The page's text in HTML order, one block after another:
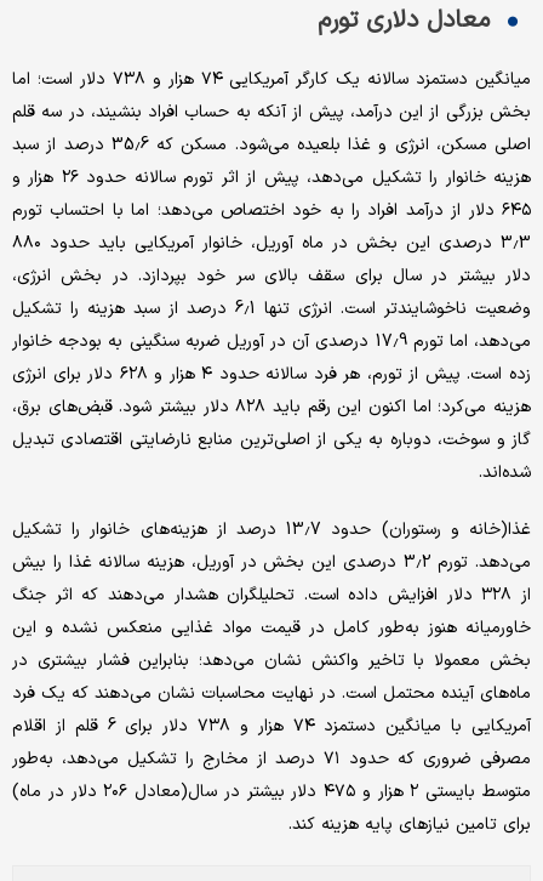
معادل دلاری تورم
میانگین دستمزد سالانه یک کارگر آمریکایی ۷۴ هزار و ۷۳۸ دلار است؛ اما
بخش بزرگی از این درآمد، پیش از آنکه به حساب افراد بنشیند، در سه قلم
اصلی مسکن، انرژی و غذا بلعیده می‌شود. مسکن که 35.6 درصد از سبد
هزینه خانوار را تشکیل می‌دهد، پیش از اثر تورم سالانه حدود ۲۶ هزار و
۶۴۵ دلار از درآمد افراد را به خود اختصاص می‌دهد؛ اما با احتساب تورم
3.3 درصدی این بخش در ماه آوریل، خانوار آمریکایی باید حدود ۸۸۰
دلار بیشتر در سال برای سقف بالای سر خود بپردازد. در بخش انرژی،
وضعیت ناخوشایند‌تر است. انرژی تنها 6.1 درصد از سبد هزینه را تشکیل
می‌دهد، اما تورم 17.9 درصدی آن در آوریل ضربه سنگینی به بودجه خانوار
زده است. پیش از تورم، هر فرد سالانه حدود ۴ هزار و ۶۲۸ دلار برای انرژی
هزینه می‌کرد؛ اما اکنون این رقم باید ۸۲۸ دلار بیشتر شود. قبض‌های برق،
گاز و سوخت، دوباره به یکی از اصلی‌ترین منابع نارضایتی اقتصادی تبدیل
شده‌اند.
غذا(خانه و رستوران) حدود 13.7 درصد از هزینه‌های خانوار را تشکیل
می‌دهد. تورم 3.2 درصدی این بخش در آوریل، هزینه سالانه غذا را بیش
از ۳۲۸ دلار افزایش داده است. تحلیلگران هشدار می‌دهند که اثر جنگ
خاورمیانه هنوز به‌طور کامل در قیمت مواد غذایی منعکس نشده و این
بخش معمولا با تاخیر واکنش نشان می‌دهد؛ بنابراین فشار بیشتری در
ماه‌های آینده محتمل است. در نهایت محاسبات نشان می‌دهند که یک فرد
آمریکایی با میانگین دستمزد ۷۴ هزار و ۷۳۸ دلار برای 6 قلم از اقلام
مصرفی ضروری که حدود ۷۱ درصد از مخارج را تشکیل می‌دهد، به‌طور
متوسط بایستی ۲ هزار و ۴۷۵ دلار بیشتر در سال(معادل ۲۰۶ دلار در ماه)
برای تامین نیازهای پایه هزینه کند.